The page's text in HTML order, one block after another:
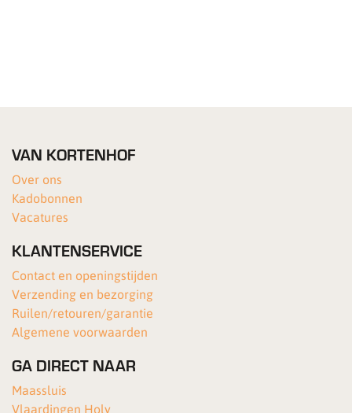
VAN KORTENHOF
Over ons
Kadobonnen
Vacatures
KLANTENSERVICE
Contact en openingstijden
Verzending en bezorging
Ruilen/retouren/garantie
Algemene voorwaarden
GA DIRECT NAAR
Maassluis
Vlaardingen Holy